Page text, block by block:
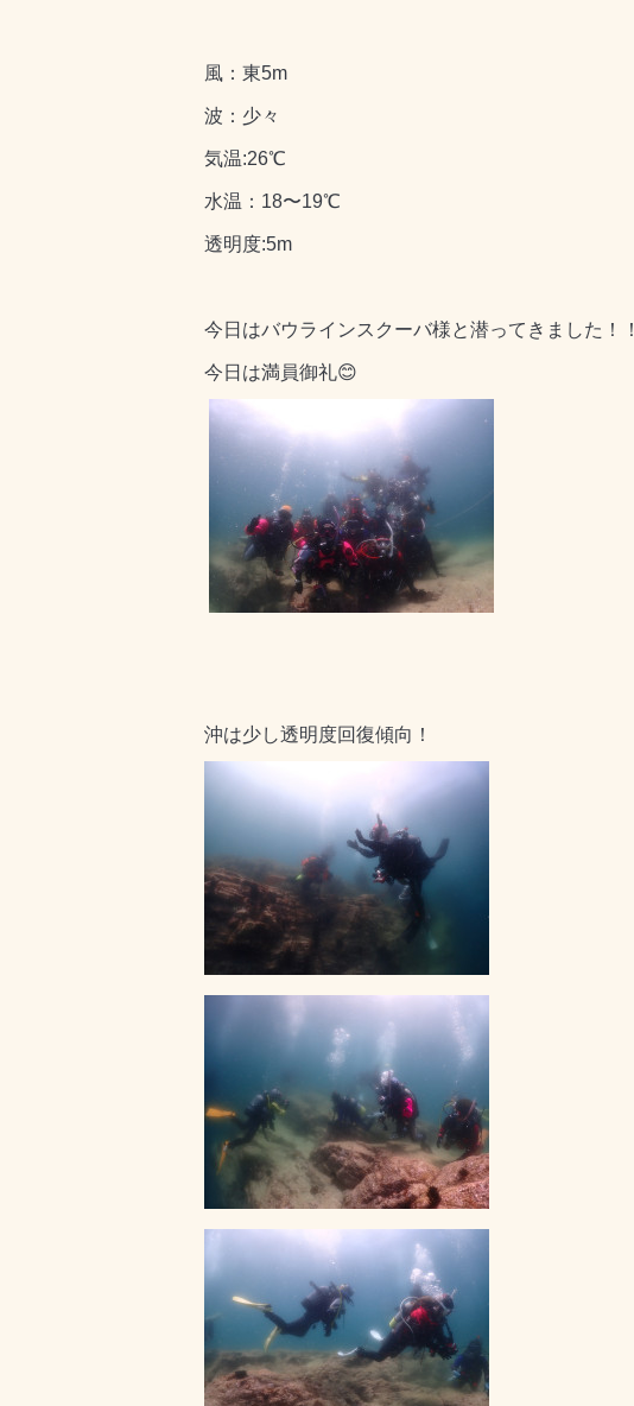
風：東5m
波：少々
気温:26℃
水温：18〜19℃
透明度:5m
今日はバウラインスクーバ様と潜ってきました！！
今日は満員御礼😊
沖は少し透明度回復傾向！